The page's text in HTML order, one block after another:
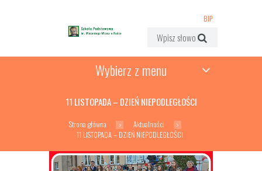
BIP
Wybierz z menu
11 LISTOPADA – DZIEŃ NIEPODLEGŁOŚCI
Strona główna
Aktualności
11 LISTOPADA – DZIEŃ NIEPODLEGŁOŚCI